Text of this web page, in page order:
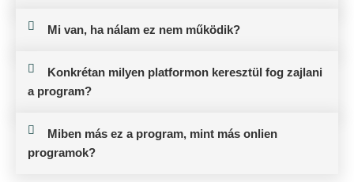
Mi van, ha nálam ez nem működik?
Konkrétan milyen platformon keresztül fog zajlani
a program?
Miben más ez a program, mint más onlien
programok?